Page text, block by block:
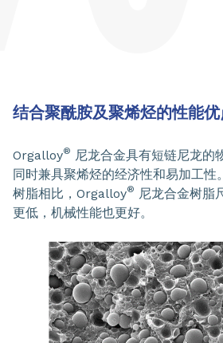
结合聚酰胺及聚烯烃的性能优
Orgalloy® 尼龙合金具有短链尼龙的
同时兼具聚烯烃的经济性和易加工性
树脂相比，Orgalloy® 尼龙合金树脂
更低，机械性能也更好。